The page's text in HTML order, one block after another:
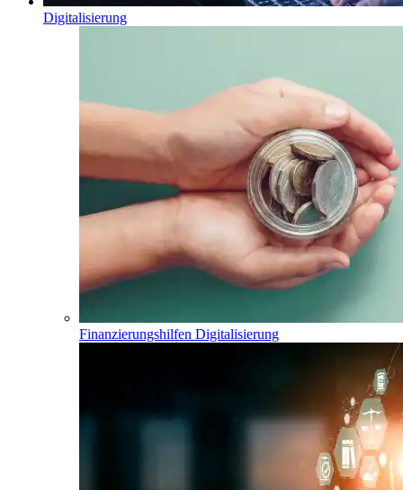
Digitalisierung
Finanzierungshilfen Digitalisierung